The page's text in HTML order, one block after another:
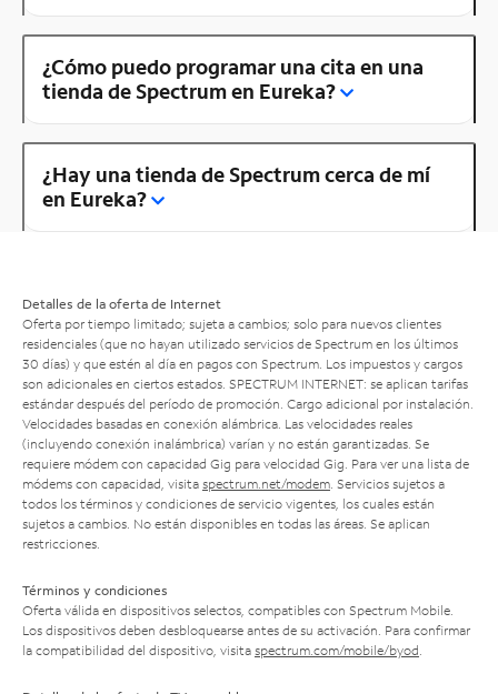
¿Cómo puedo programar una cita en una
tienda de Spectrum en Eureka?
¿Hay una tienda de Spectrum cerca de mí
en Eureka?
Detalles de la oferta de Internet
Oferta por tiempo limitado; sujeta a cambios; solo para nuevos clientes
residenciales (que no hayan utilizado servicios de Spectrum en los últimos
30 días) y que estén al día en pagos con Spectrum. Los impuestos y cargos
son adicionales en ciertos estados. SPECTRUM INTERNET: se aplican tarifas
estándar después del período de promoción. Cargo adicional por instalación.
Velocidades basadas en conexión alámbrica. Las velocidades reales
(incluyendo conexión inalámbrica) varían y no están garantizadas. Se
requiere módem con capacidad Gig para velocidad Gig. Para ver una lista de
módems con capacidad, visita spectrum.net/modem . Servicios sujetos a
todos los términos y condiciones de servicio vigentes, los cuales están
sujetos a cambios. No están disponibles en todas las áreas. Se aplican
restricciones.
Términos y condiciones
Oferta válida en dispositivos selectos, compatibles con Spectrum Mobile.
Los dispositivos deben desbloquearse antes de su activación. Para confirmar
la compatibilidad del dispositivo, visita spectrum.com/mobile/byod